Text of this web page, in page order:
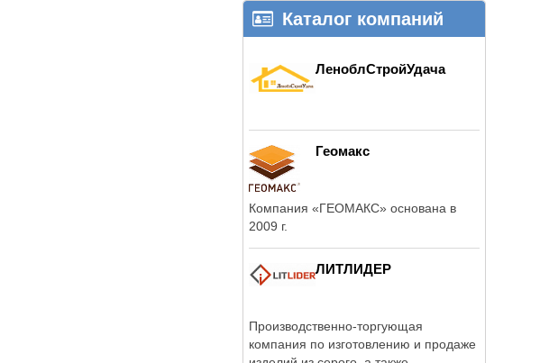
Каталог компаний
ЛеноблСтройУдача
Геомакс
Компания «ГЕОМАКС» основана в
2009 г.
ЛИТЛИДЕР
Производственно-торгующая
компания по изготовлению и продаже